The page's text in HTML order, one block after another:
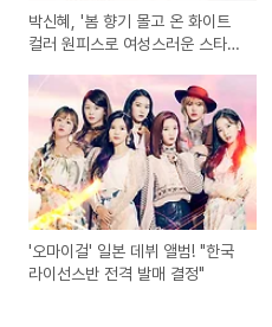
박신혜, '봄 향기 몰고 온 화이트
컬러 원피스로 여성스러운 스타일
'오마이걸' 일본 데뷔 앨범! "한국
라이선스반 전격 발매 결정"